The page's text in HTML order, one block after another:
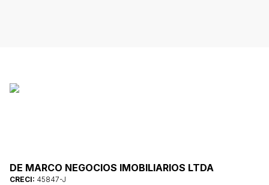
DE MARCO NEGOCIOS IMOBILIARIOS LTDA
CRECI: 45847-J